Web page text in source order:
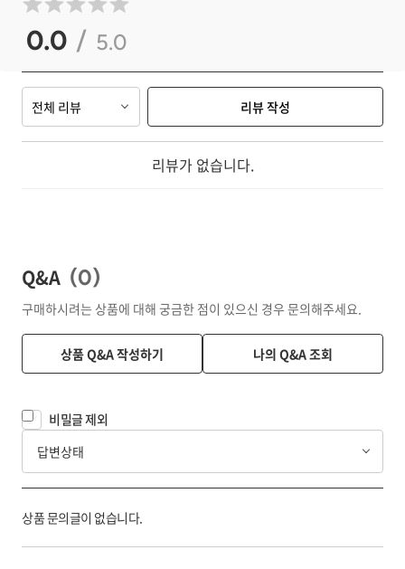
0.0 / 5.0
전체 리뷰 리뷰 작성
리뷰가 없습니다.
Q&A (0)
구매하시려는 상품에 대해 궁금한 점이 있으신 경우 문의해주세요.
상품 Q&A 작성하기 나의 Q&A 조회
비밀글 제외
답변상태
상품 문의글이 없습니다.